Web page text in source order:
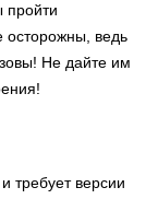
пройти
осторожны, ведь
Не дайте им
требует версии